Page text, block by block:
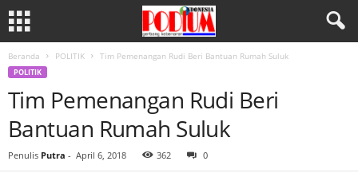
Beranda POLITIK Tim Pemenangan Rudi Beri Bantuan Rumah Suluk
POLITIK
Tim Pemenangan Rudi Beri
Bantuan Rumah Suluk
Penulis Putra - April 6, 2018 362 0